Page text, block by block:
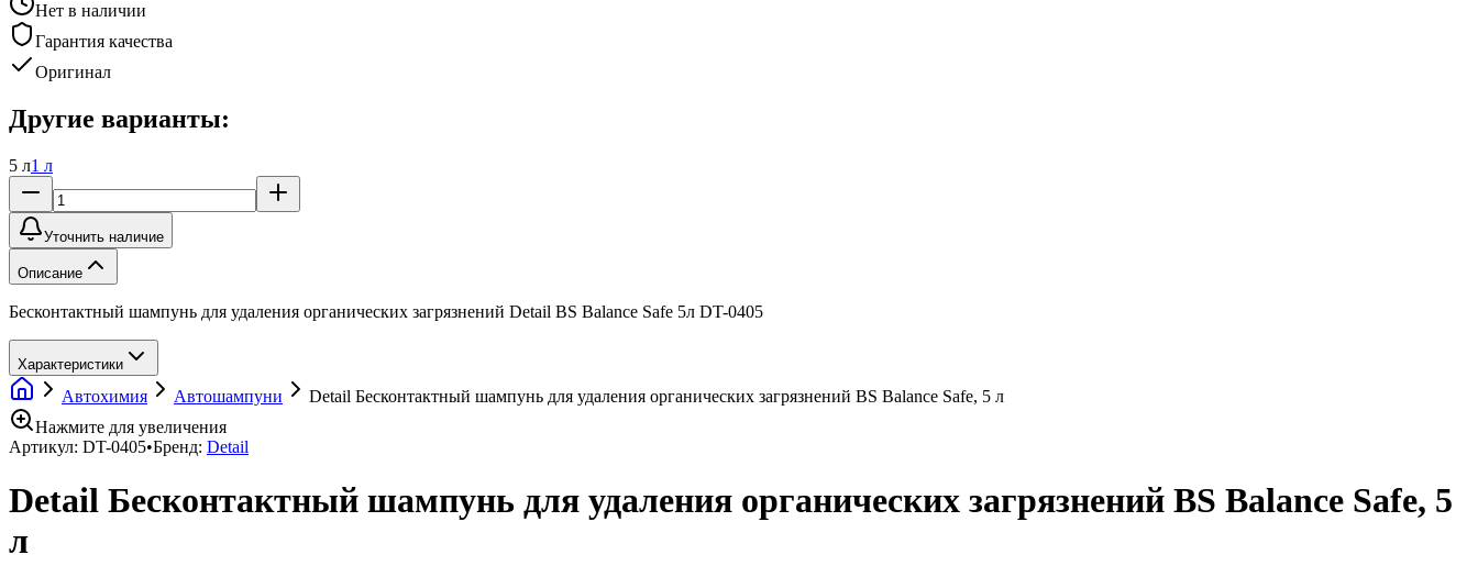
Нет в наличии
Гарантия качества
Оригинал
Другие варианты:
5 л1 л
Уточнить наличие
Описание
Бесконтактный шампунь для удаления органических загрязнений Detail BS Balance Safe 5л DT-0405
Характеристики
Автохимия Автошампуни
Detail Бесконтактный шампунь для удаления органических загрязнений BS Balance Safe, 5 л
Нажмите для увеличения
Артикул: DT-0405•Бренд: Detail
Detail Бесконтактный шампунь для удаления органических загрязнений BS Balance Safe, 5
л